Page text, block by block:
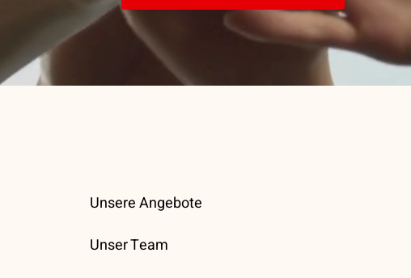
Unsere Angebote
Unser Team